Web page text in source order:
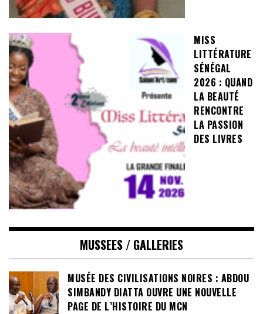
MISS
LITTÉRATURE
SÉNÉGAL
2026 : QUAND
LA BEAUTÉ
RENCONTRE
LA PASSION
DES LIVRES
MUSSEES / GALLERIES
MUSÉE DES CIVILISATIONS NOIRES : ABDOU
SIMBANDY DIATTA OUVRE UNE NOUVELLE
PAGE DE L’HISTOIRE DU MCN